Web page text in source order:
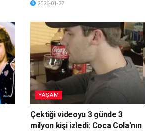
2026-01-27
YAŞAM
Çektiği videoyu 3 günde 3
milyon kişi izledi: Coca Cola’nın